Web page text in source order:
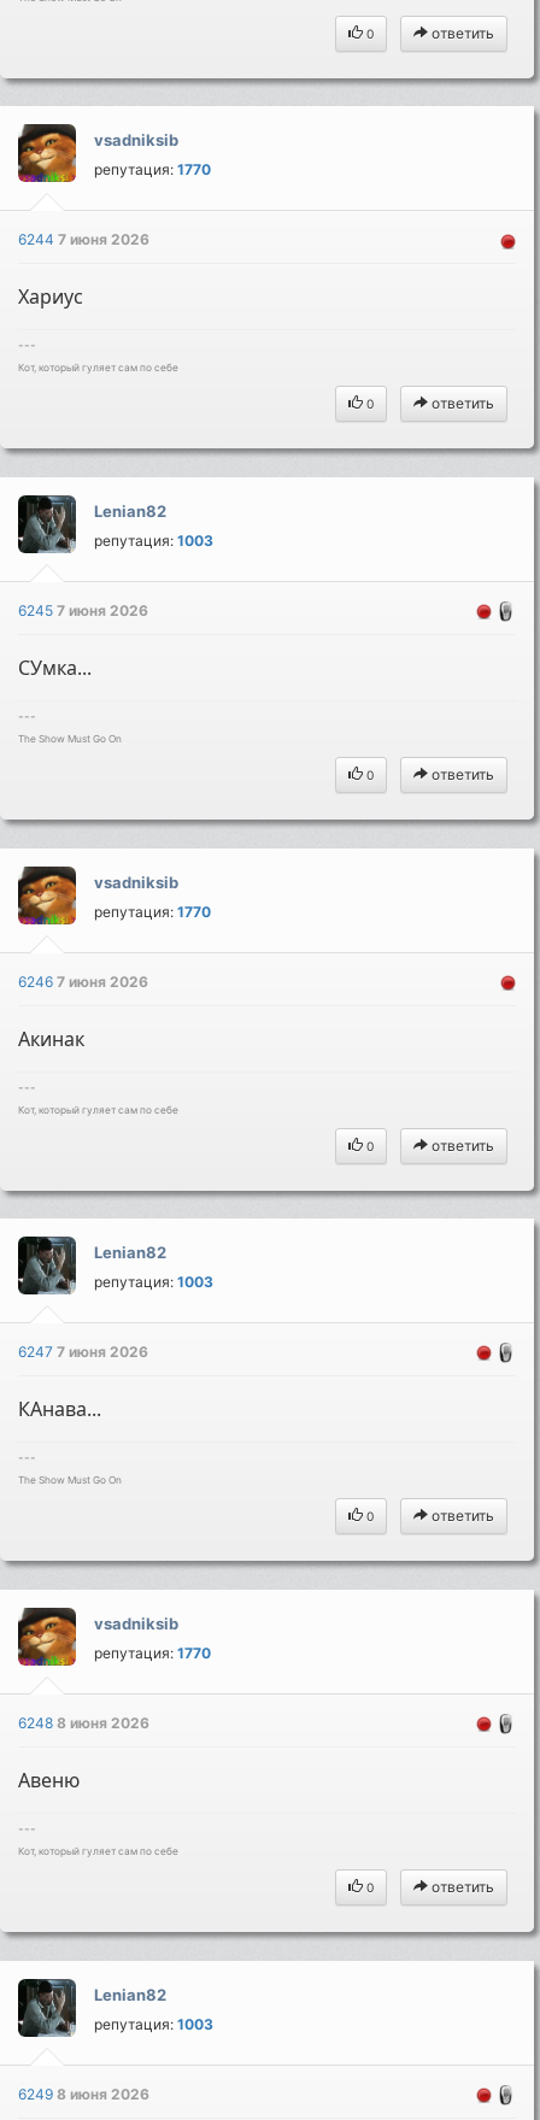
0 ответить
vsadniksib
репутация:1770
62447 июня 2026
Хариус
---
Кот, который гуляет сам по себе
0 ответить
Lenian82
репутация:1003
62457 июня 2026
СУмка...
---
The Show Must Go On
0 ответить
vsadniksib
репутация:1770
62467 июня 2026
Акинак
---
Кот, который гуляет сам по себе
0 ответить
Lenian82
репутация:1003
62477 июня 2026
КАнава...
---
The Show Must Go On
0 ответить
vsadniksib
репутация:1770
62488 июня 2026
Авеню
---
Кот, который гуляет сам по себе
0 ответить
Lenian82
репутация:1003
62498 июня 2026